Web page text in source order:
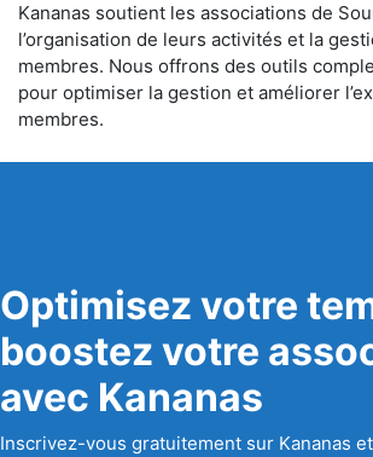
Kananas soutient les associations de
l’organisation de leurs activités et la
membres. Nous offrons des outils
pour optimiser la gestion et améliorer
membres.
Optimisez votre
boostez votre
avec Kananas
Inscrivez-vous gratuitement sur Kananas